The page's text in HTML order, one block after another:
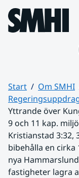
Hoppa till sidans
Start
Om SMHI
Yttrande över
9 och 11 kap.
Kristianstad 3:32,
bibehålla en cirka
nya
fastigheter lagra